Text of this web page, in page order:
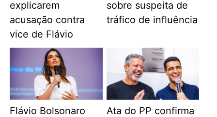
explicarem
acusação contra
vice de Flávio
sobre suspeita de
tráfico de influência
Flávio Bolsonaro
Ata do PP confirma